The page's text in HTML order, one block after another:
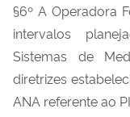
§6º A Operadora
intervalos
Sistemas de
diretrizes
ANA referente ao